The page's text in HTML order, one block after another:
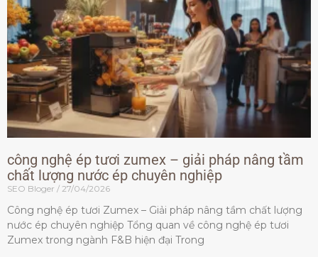
công nghệ ép tươi zumex – giải pháp nâng tầm
chất lượng nước ép chuyên nghiệp
SEO Bloger 27/04/2026
Công nghệ ép tươi Zumex – Giải pháp nâng tầm chất lượng
nước ép chuyên nghiệp Tổng quan về công nghệ ép tươi
Zumex trong ngành F&B hiện đại Trong